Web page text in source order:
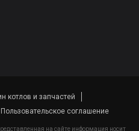
котлов и запчастей
Пользовательское соглашение
на сайте информация носит